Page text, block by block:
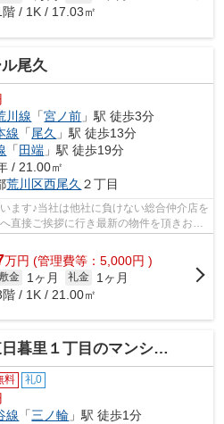
階 / 1K / 17.03㎡
尾久
川線 「宮ノ前 」駅 徒歩3分
線 「尾久 」駅 徒歩13分
「 田端 」駅 徒歩19分
/ 21.00㎡
荒川区西尾久 ２丁目
ます♪当社は他社に負けない総合仲介店を
直接ご挨拶に行き最新の物件を頂きお客
は...
万円 (管理費等：5,000円 )
金 1ヶ月 礼金
1ヶ月
階 / 1K / 21.00㎡
暮里１丁目のマンション
料 礼0
線 「三ノ輪 」駅 徒歩1分